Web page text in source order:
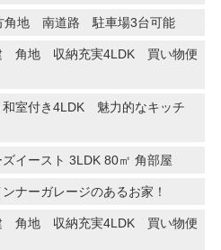
着で多くの方の住まいをサポ
ンのご相談についても、ぜひ
。
角地 南道路 駐車場3台可能
角地 収納充実4LDK 買い物便
室付き4LDK 魅力的なキッチ
イースト 3LDK 80㎡ 角部屋
ーガレージのあるお家！
角地 収納充実4LDK 買い物便